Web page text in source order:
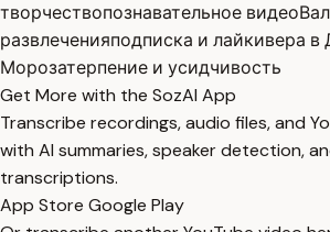
творчествопознавательное видео
развлеченияподписка и лайкивера в
Морозатерпение и усидчивость
Get More with the SozAI App
Transcribe recordings, audio files, and
with AI summaries, speaker detection,
transcriptions.
App Store Google Play